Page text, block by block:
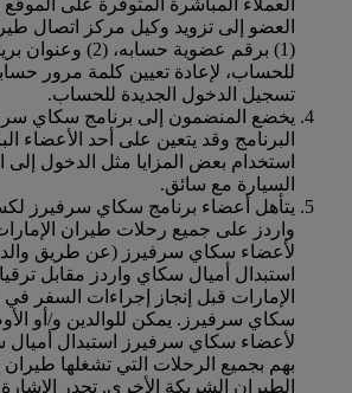
العملاء المباشرة المتوفرة على
العضو إلى تزويد وكيل مركز اتصال
(1) برقم عضوية
للحساب، لإعادة تعيين كلمة مرور
تسجيل الدخول الجديدة للحساب.
يخضع المنضمون إلى برنامج سكاي
البرنامج وقد يتعين على أحد الأعضاء
استخدام بعض المزايا مثل الدخول
السيارة مع سائق.
يتأهل أعضاء برنامج سكاي سرفيرز
واردز على جميع رحلات طيران
لأعضاء سكاي سرفيرز (عن طريق
استبدال أميال سكاي واردز مقابل
الإمارات قبل إنجاز إجراءات السفر
سكاي سرفيرز. يمكن للوالدين و/أو
لأعضاء سكاي سرفيرز استبدال أميال
بهم بجميع الرحلات التي تشغلها
الطيران الشريكة الأخرى. تجدر